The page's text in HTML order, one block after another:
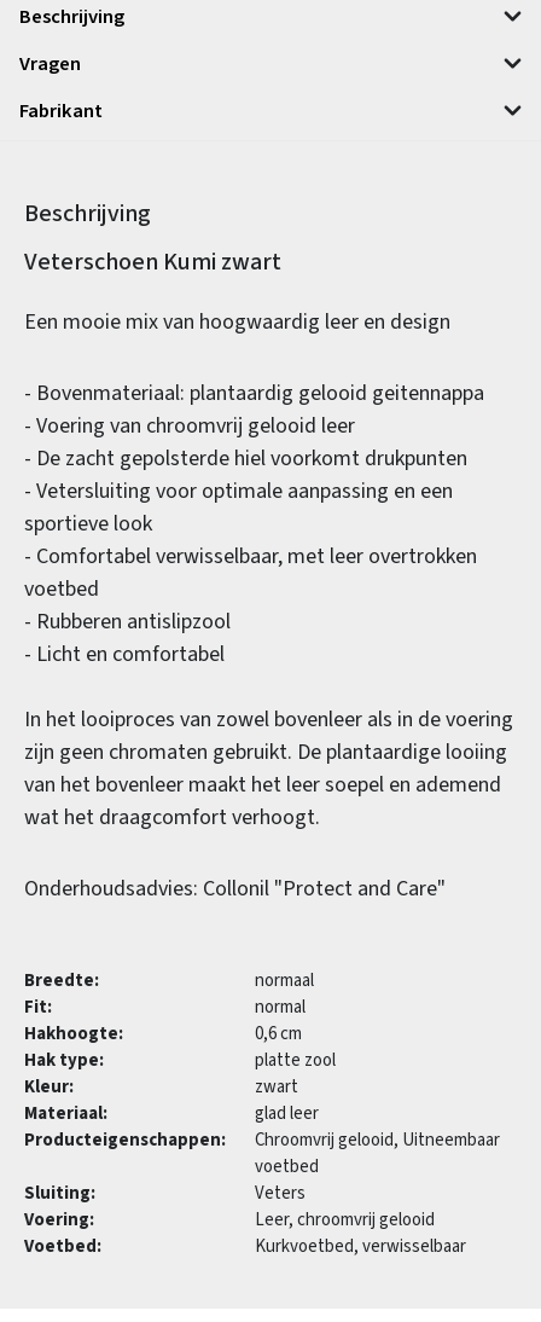
Beschrijving
Vragen
Fabrikant
Beschrijving
Productinformatie
Veterschoen Kumi zwart
Een mooie mix van hoogwaardig leer en design
- Bovenmateriaal: plantaardig gelooid geitennappa
- Voering van chroomvrij gelooid leer
- De zacht gepolsterde hiel voorkomt drukpunten
- Vetersluiting voor optimale aanpassing en een
sportieve look
- Comfortabel verwisselbaar, met leer overtrokken
voetbed
- Rubberen antislipzool
- Licht en comfortabel
In het looiproces van zowel bovenleer als in de voering
zijn geen chromaten gebruikt. De plantaardige looiing
van het bovenleer maakt het leer soepel en ademend
wat het draagcomfort verhoogt.
Onderhoudsadvies: Collonil "Protect and Care"
Breedte:
normaal
Fit:
normal
Hakhoogte:
0,6 cm
Hak type:
platte zool
Kleur:
zwart
Materiaal:
glad leer
Producteigenschappen:
Chroomvrij gelooid, Uitneembaar
voetbed
Sluiting:
Veters
Voering:
Leer, chroomvrij gelooid
Voetbed:
Kurkvoetbed, verwisselbaar